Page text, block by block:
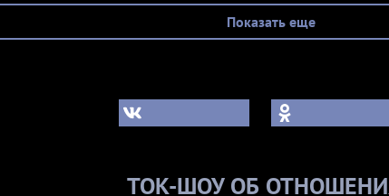
Показать еще
ТОК-ШОУ ОБ